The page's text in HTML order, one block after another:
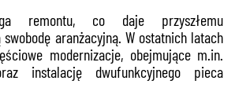
remontu, co daje przyszłemu
aranżacyjną. W ostatnich latach
modernizacje, obejmujące m.in.
instalację dwufunkcyjnego pieca